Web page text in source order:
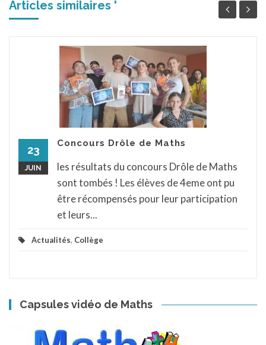
Articles similaires '
23
JUIN
Concours Drôle de Maths
les résultats du concours Drôle de Maths
sont tombés ! Les élèves de 4eme ont pu
être récompensés pour leur participation
et leurs...
Actualités, Collège
Capsules vidéo de Maths